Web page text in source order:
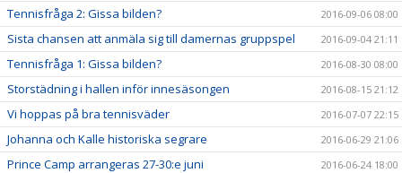
Tennisfråga 2: Gissa bilden? 2016-09-06 08:00
Sista chansen att anmäla sig till damernas gruppspel 2016-09-04 21:11
Tennisfråga 1: Gissa bilden? 2016-08-30 08:00
Storstädning i hallen inför innesäsongen 2016-08-15 21:12
Vi hoppas på bra tennisväder 2016-07-07 22:15
Johanna och Kalle historiska segrare 2016-06-29 21:06
Prince Camp arrangeras 27-30:e juni 2016-06-24 18:00